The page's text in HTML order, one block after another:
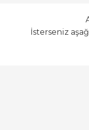
İsterseniz